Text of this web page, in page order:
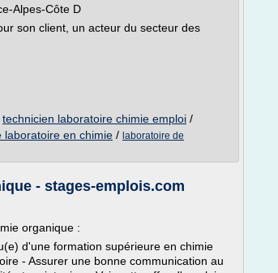
Alpes-Côte D
son client, un acteur du secteur des
technicien laboratoire chimie emploi /
laboratoire en chimie / laboratoire de
- stages-emplois.com
organique :
d'une formation supérieure en chimie
- Assurer une bonne communication au